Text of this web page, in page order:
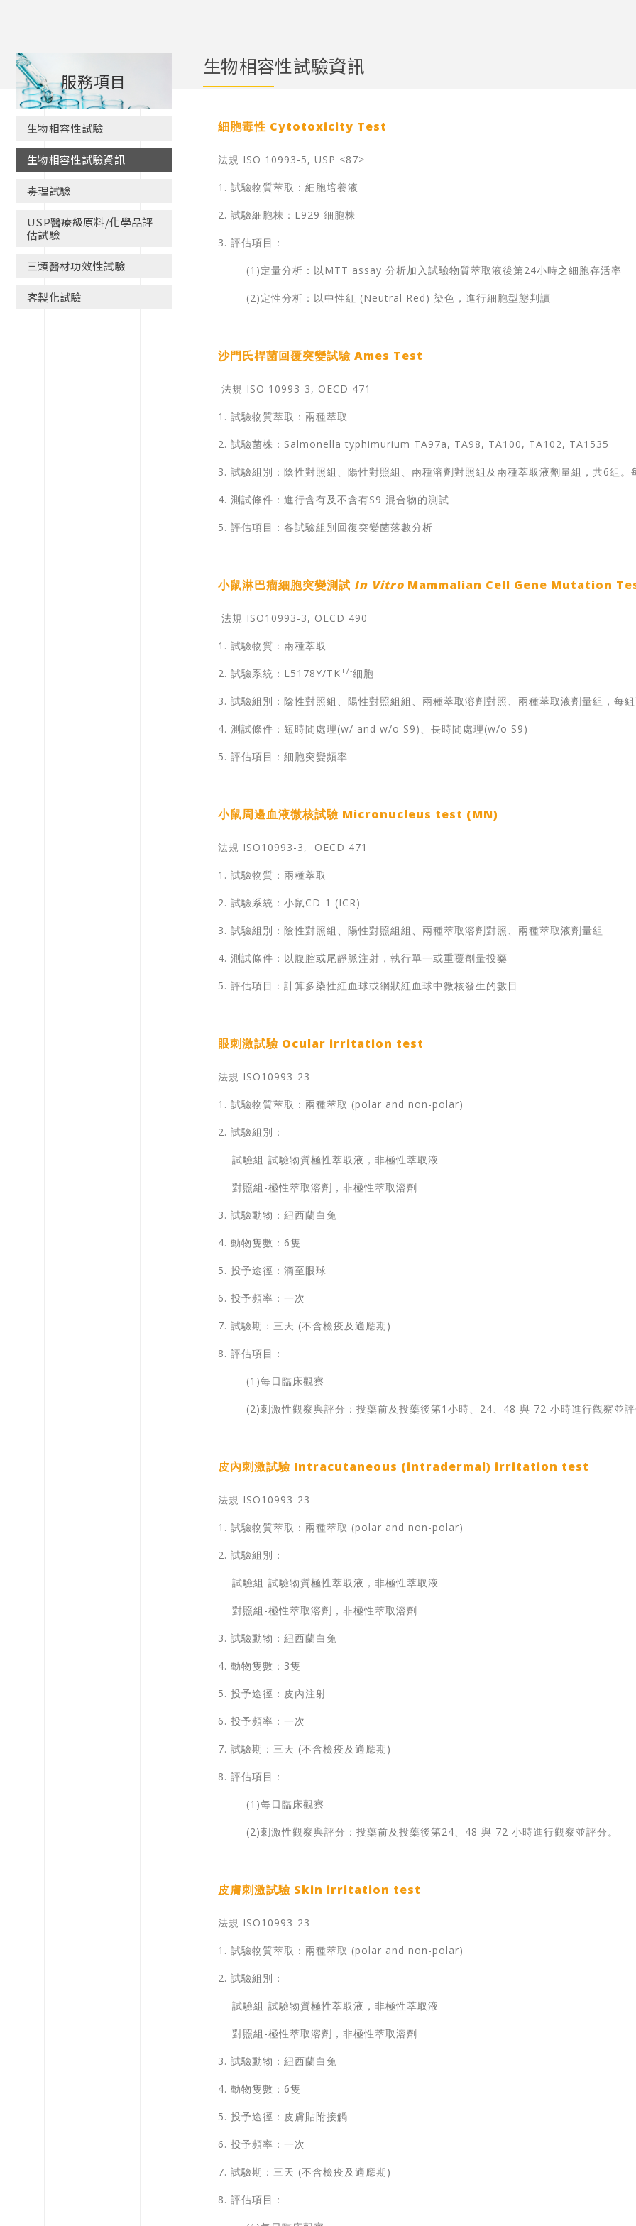
服務項目
生物相容性試驗
生物相容性試驗資訊
毒理試驗
USP醫療級原料/化學品評
估試驗
三類醫材功效性試驗
客製化試驗
生物相容性試驗資訊
細胞毒性 Cytotoxicity Test
法規 ISO 10993-5, USP <87>
1. 試驗物質萃取：細胞培養液
2. 試驗細胞株：L929 細胞株
3. 評估項目：
(1)定量分析：以MTT assay 分析加入試驗物質萃取液後第24小時之細胞存活率
(2)定性分析：以中性紅 (Neutral Red) 染色，進行細胞型態判讀
沙門氏桿菌回覆突變試驗 Ames Test
法規 ISO 10993-3, OECD 471
1. 試驗物質萃取：兩種萃取
2. 試驗菌株：Salmonella typhimurium TA97a, TA98, TA100, TA102, TA1535
3. 試驗組別：陰性對照組、陽性對照組、兩種溶劑對照組及兩種萃取液劑量組，共6組。
4. 測試條件：進行含有及不含有S9 混合物的測試
5. 評估項目：各試驗組別回復突變菌落數分析
小鼠淋巴瘤細胞突變測試 In VitroMammalian Cell Gene Mutation
法規 ISO10993-3, OECD 490
1. 試驗物質：兩種萃取
2. 試驗系統：L5178Y/TK+/-細胞
3. 試驗組別：陰性對照組、陽性對照組組、兩種萃取溶劑對照、兩種萃取液劑量組，每
4. 測試條件：短時間處理(w/ and w/o S9)、長時間處理(w/o S9)
5. 評估項目：細胞突變頻率
小鼠周邊血液微核試驗 Micronucleus test (MN)
法規 ISO10993-3, OECD 471
1. 試驗物質：兩種萃取
2. 試驗系統：小鼠CD-1 (ICR)
3. 試驗組別：陰性對照組、陽性對照組組、兩種萃取溶劑對照、兩種萃取液劑量組
4. 測試條件：以腹腔或尾靜脈注射，執行單一或重覆劑量投藥
5. 評估項目：計算多染性紅血球或網狀紅血球中微核發生的數目
眼刺激試驗 Ocular irritation test
法規 ISO10993-23
1. 試驗物質萃取：兩種萃取 (polar and non-polar)
2. 試驗組別：
試驗組-試驗物質極性萃取液，非極性萃取液
對照組-極性萃取溶劑，非極性萃取溶劑
3. 試驗動物：紐西蘭白兔
4. 動物隻數：6隻
5. 投予途徑：滴至眼球
6. 投予頻率：一次
7. 試驗期：三天 (不含檢疫及適應期)
8. 評估項目：
(1)每日臨床觀察
(2)刺激性觀察與評分：投藥前及投藥後第1小時、24、48 與 72 小時進行觀察並
皮內刺激試驗 Intracutaneous (intradermal) irritation test
法規 ISO10993-23
1. 試驗物質萃取：兩種萃取 (polar and non-polar)
2. 試驗組別：
試驗組-試驗物質極性萃取液，非極性萃取液
對照組-極性萃取溶劑，非極性萃取溶劑
3. 試驗動物：紐西蘭白兔
4. 動物隻數：3隻
5. 投予途徑：皮內注射
6. 投予頻率：一次
7. 試驗期：三天 (不含檢疫及適應期)
8. 評估項目：
(1)每日臨床觀察
(2)刺激性觀察與評分：投藥前及投藥後第24、48 與 72 小時進行觀察並評分。
皮膚刺激試驗 Skin irritation test
法規 ISO10993-23
1. 試驗物質萃取：兩種萃取 (polar and non-polar)
2. 試驗組別：
試驗組-試驗物質極性萃取液，非極性萃取液
對照組-極性萃取溶劑，非極性萃取溶劑
3. 試驗動物：紐西蘭白兔
4. 動物隻數：6隻
5. 投予途徑：皮膚貼附接觸
6. 投予頻率：一次
7. 試驗期：三天 (不含檢疫及適應期)
8. 評估項目：